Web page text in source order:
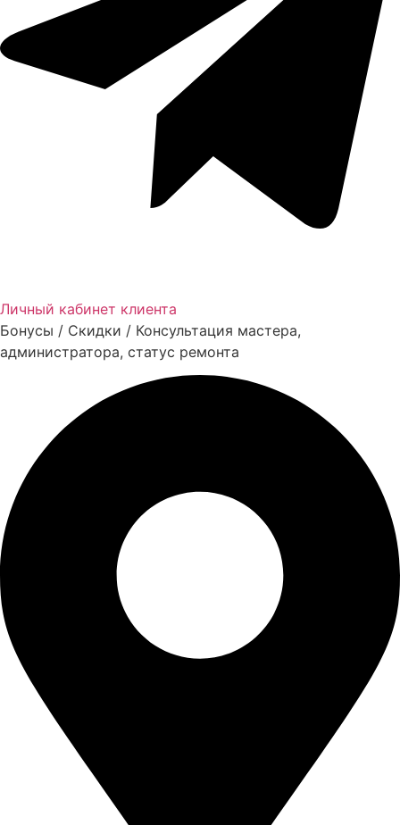
Личный кабинет клиента
Бонусы / Скидки / Консультация мастера,
администратора, статус ремонта